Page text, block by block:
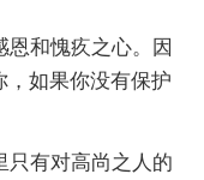
恩和愧疚之心。因
，如果你没有保护
只有对高尚之人的